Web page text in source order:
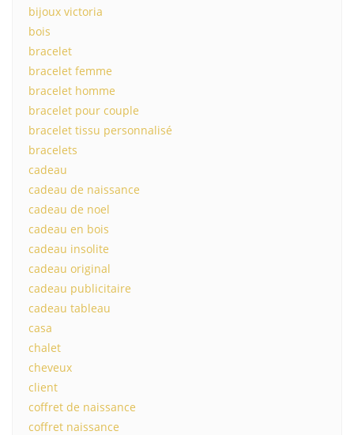
bijoux victoria
bois
bracelet
bracelet femme
bracelet homme
bracelet pour couple
bracelet tissu personnalisé
bracelets
cadeau
cadeau de naissance
cadeau de noel
cadeau en bois
cadeau insolite
cadeau original
cadeau publicitaire
cadeau tableau
casa
chalet
cheveux
client
coffret de naissance
coffret naissance